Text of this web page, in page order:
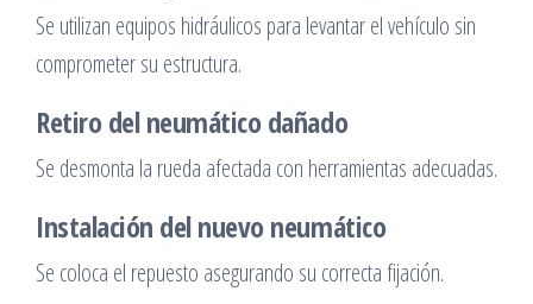
Se utilizan equipos hidráulicos para levantar el vehículo sin
comprometer su estructura.
Retiro del neumático dañado
Se desmonta la rueda afectada con herramientas adecuadas.
Instalación del nuevo neumático
Se coloca el repuesto asegurando su correcta fijación.